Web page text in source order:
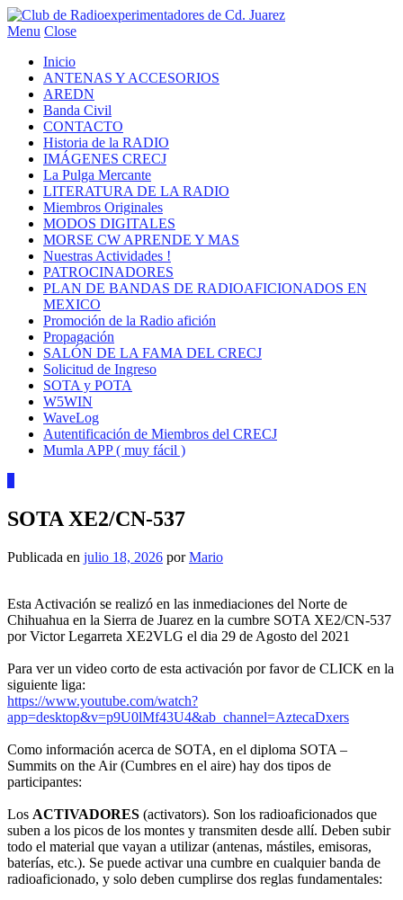
Menu Close
Inicio
ANTENAS Y ACCESORIOS
AREDN
Banda Civil
CONTACTO
Historia de la RADIO
IMÁGENES CRECJ
La Pulga Mercante
LITERATURA DE LA RADIO
Miembros Originales
MODOS DIGITALES
MORSE CW APRENDE Y MAS
Nuestras Actividades !
PATROCINADORES
PLAN DE BANDAS DE RADIOAFICIONADOS EN
MEXICO
Promoción de la Radio afición
Propagación
SALÓN DE LA FAMA DEL CRECJ
Solicitud de Ingreso
SOTA y POTA
W5WIN
WaveLog
Autentificación de Miembros del CRECJ
Mumla APP ( muy fácil )
SOTA XE2/CN-537
Publicada en julio 18, 2026 porMario
Esta Activación se realizó en las inmediaciones del Norte de
Chihuahua en la Sierra de Juarez en la cumbre SOTA XE2/CN-537
por Victor Legarreta XE2VLG el dia 29 de Agosto del 2021
Para ver un video corto de esta activación por favor de CLICK en la
siguiente liga:
https://www.youtube.com/watch?
app=desktop&v=p9U0lMf43U4&ab_channel=AztecaDxers
Como información acerca de SOTA, en el diploma SOTA –
Summits on the Air (Cumbres en el aire) hay dos tipos de
participantes:
Los ACTIVADORES (activators). Son los radioaficionados que
suben a los picos de los montes y transmiten desde allí. Deben subir
todo el material que vayan a utilizar (antenas, mástiles, emisoras,
baterías, etc.). Se puede activar una cumbre en cualquier banda de
radioaficionado, y solo deben cumplirse dos reglas fundamentales: